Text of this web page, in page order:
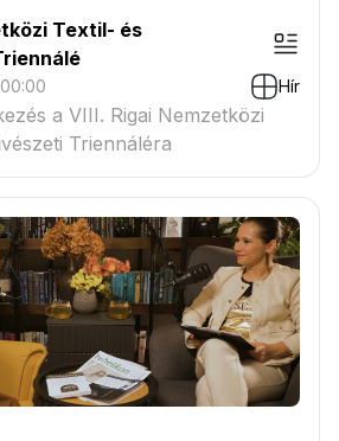
Textil- és
Hír
a VIII. Rigai Nemzetközi
Triennáléra